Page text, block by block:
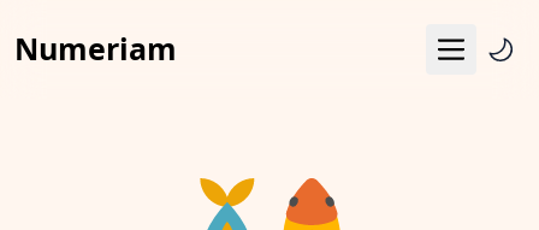
Numeriam Меню
Матрица судьбы